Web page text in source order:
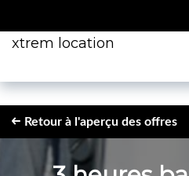
xtrem location
Retour à l'aperçu des offres